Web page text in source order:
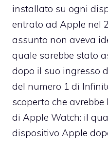
installato su ogni
entrato ad Apple nel
assunto non aveva
quale sarebbe stato
dopo il suo ingresso
del numero 1 di
scoperto che
di Apple Watch: il
dispositivo Apple